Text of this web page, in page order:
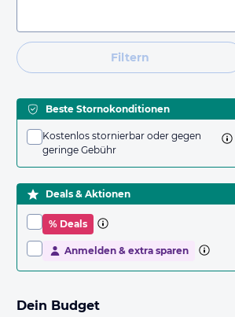
Filtern
Beste Stornokonditionen
Kostenlos stornierbar oder gegen
geringe Gebühr
Deals & Aktionen
% Deals
Anmelden & extra sparen
Dein Budget